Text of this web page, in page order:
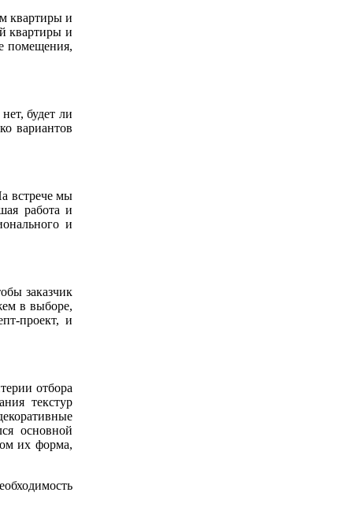
квартиры и
квартиры и
помещения,
будет ли
вариантов
встрече мы
работа и
и
заказчик
в выборе,
проект, и
отбора
текстур
основной
их форма,